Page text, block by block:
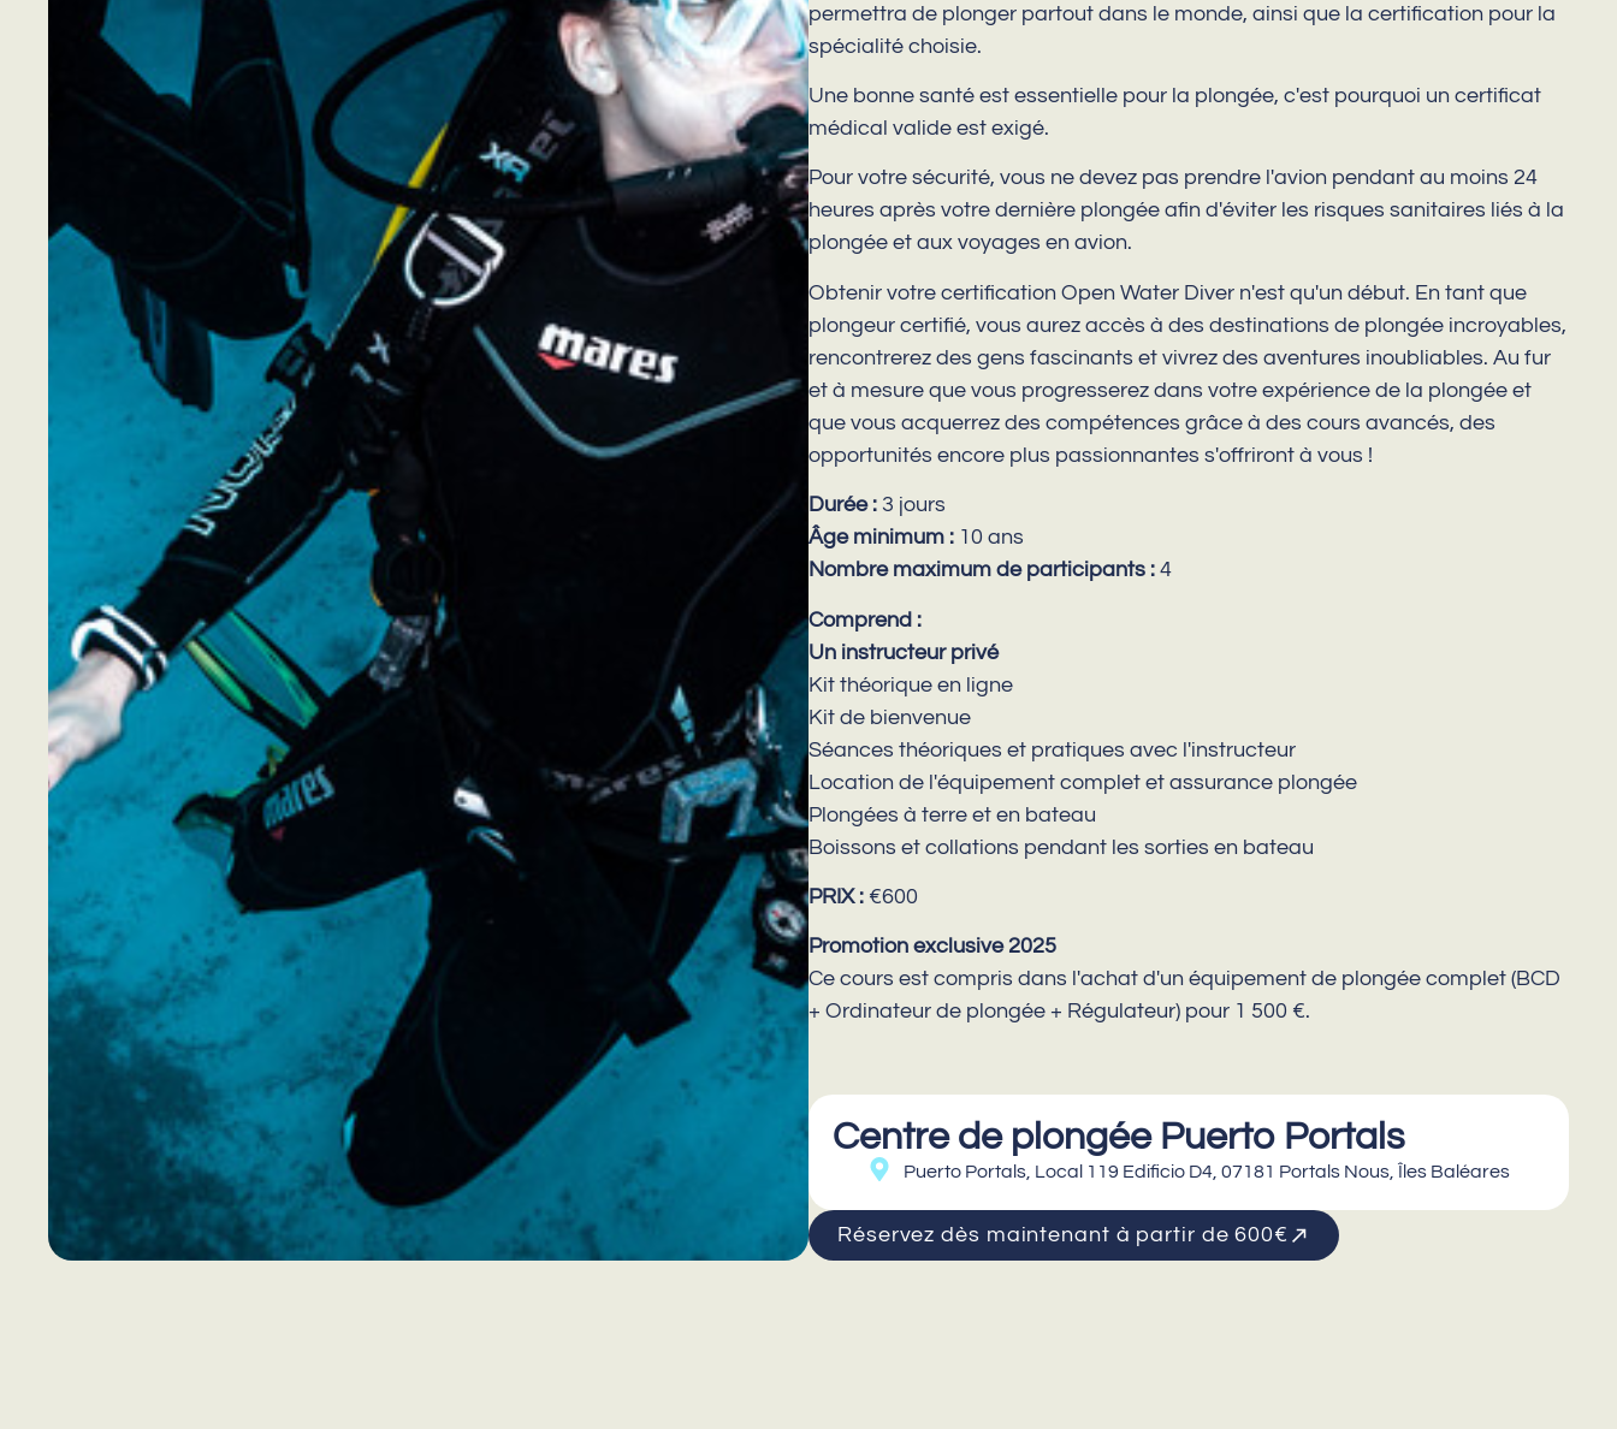
permettra de plonger partout dans le monde, ainsi que la certification pour la
spécialité choisie.
Une bonne santé est essentielle pour la plongée, c'est pourquoi un certificat
médical valide est exigé.
Pour votre sécurité, vous ne devez pas prendre l'avion pendant au moins 24
heures après votre dernière plongée afin d'éviter les risques sanitaires liés à la
plongée et aux voyages en avion.
Obtenir votre certification Open Water Diver n'est qu'un début. En tant que
plongeur certifié, vous aurez accès à des destinations de plongée incroyables,
rencontrerez des gens fascinants et vivrez des aventures inoubliables. Au fur
et à mesure que vous progresserez dans votre expérience de la plongée et
que vous acquerrez des compétences grâce à des cours avancés, des
opportunités encore plus passionnantes s'offriront à vous !
Durée : 3 jours
Âge minimum : 10 ans
Nombre maximum de participants : 4
Comprend :
Un instructeur privé
Kit théorique en ligne
Kit de bienvenue
Séances théoriques et pratiques avec l'instructeur
Location de l'équipement complet et assurance plongée
Plongées à terre et en bateau
Boissons et collations pendant les sorties en bateau
PRIX : €600
Promotion exclusive 2025
Ce cours est compris dans l'achat d'un équipement de plongée complet (BCD
+ Ordinateur de plongée + Régulateur) pour 1 500 €.
Centre de plongée Puerto Portals
Puerto Portals, Local 119 Edificio D4, 07181 Portals Nous, Îles Baléares
Réservez dès maintenant à partir de 600€